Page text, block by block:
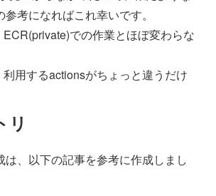
考になればこれ幸いです。
での作業とほぼ変わらな
用するactionsがちょっと違うだけ
リ
は、以下の記事を参考に作成しまし